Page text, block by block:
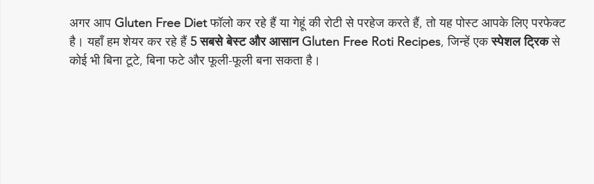
Papad, Chips & Fryums Recipes त्यौहार स्पेशल रेसिपी सब्ज़ी रेसिपीज़
अगर आप Gluten Free Diet फॉलो कर रहे हैं या गेहूं की रोटी से परहेज करते हैं, तो यह पोस्ट आपके लिए परफेक्ट
है। यहाँ हम शेयर कर रहे हैं 5 सबसे बेस्ट और आसान Gluten Free Roti Recipes, जिन्हें एक स्पेशल ट्रिक से
कोई भी बिना टूटे, बिना फटे और फूली-फूली बना सकता है।